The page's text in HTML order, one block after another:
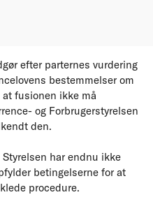
efter parternes vurdering
bestemmelser om
fusionen ikke må
og Forbrugerstyrelsen
den.
har endnu ikke
betingelserne for at
procedure.